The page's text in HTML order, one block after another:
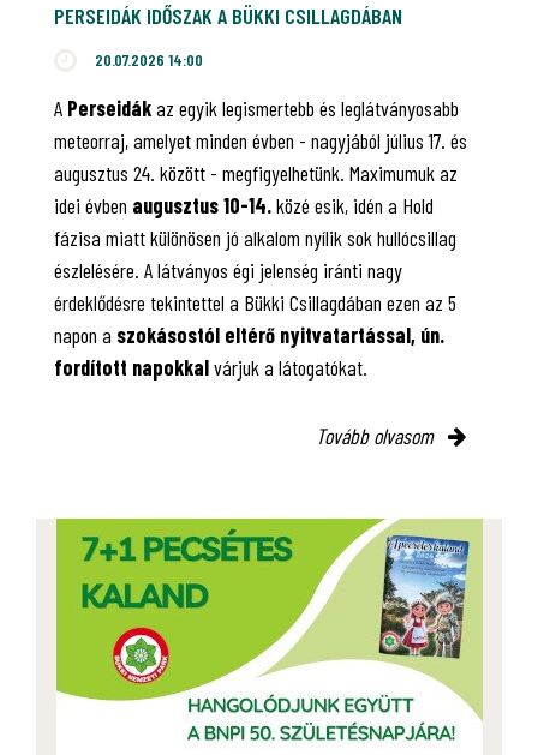
PERSEIDÁK IDŐSZAK A BÜKKI CSILLAGDÁBAN
20.07.2026 14:00
A Perseidákaz egyik legismertebb és leglátványosabb
meteorraj, amelyet minden évben - nagyjából július 17. és
augusztus 24. között - megfigyelhetünk. Maximumuk az
idei évben augusztus 10-14.közé esik, idén a Hold
fázisa miatt különösen jó alkalom nyílik sok hullócsillag
észlelésére. A látványos égi jelenség iránti nagy
érdeklődésre tekintettel a Bükki Csillagdában ezen az 5
napon a szokásostól eltérő nyitvatartással, ún.
fordított napokkalvárjuk a látogatókat.
Tovább olvasom